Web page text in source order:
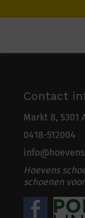
Contact
Markt 8, 5301
0418-512004
Hoevens
schoenen